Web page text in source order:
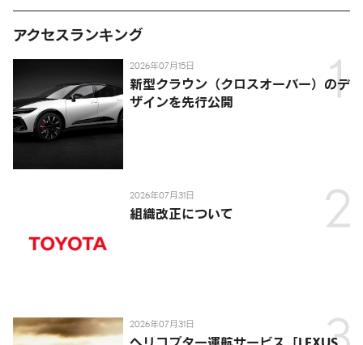
アクセスランキング
2026年07月15日
新型クラウン（クロスオーバー）のデ
ザインを先行公開
2026年07月31日
組織改正について
2026年07月31日